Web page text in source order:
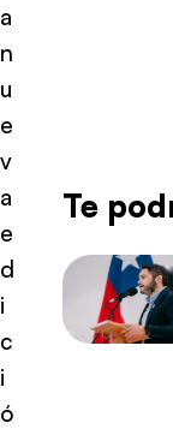
a
n
u
e
v
a
e
d
i
c
i
ó
Te